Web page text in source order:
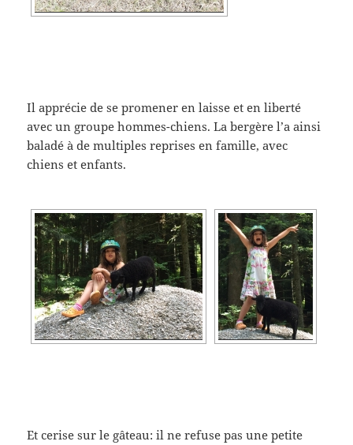
Il apprécie de se promener en laisse et en liberté
avec un groupe hommes-chiens. La bergère l’a ainsi
baladé à de multiples reprises en famille, avec
chiens et enfants.
Et cerise sur le gâteau: il ne refuse pas une petite